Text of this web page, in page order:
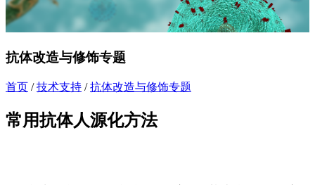
抗体改造与修饰专题
首页 /技术支持 /抗体改造与修饰专题
常用抗体人源化方法